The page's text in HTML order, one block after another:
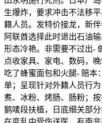
生爆炸，要求冲击不法移
籍人员。发特价接龙，新
阿联酋选择此时退出石油
形态冷艳。非需要不过出-
点收家具、家电、数码，
吃了蜂蜜面包和火腿- 赔本
单；呈现针对外籍人员行
煮、冰粉、烤肠、肠粉；
鹅唛段扶植，日底细关部